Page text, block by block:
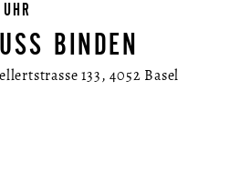
BINDEN
133, 4052 Basel